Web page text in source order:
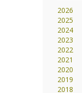
2026
2025
2024
2023
2022
2021
2020
2019
2018